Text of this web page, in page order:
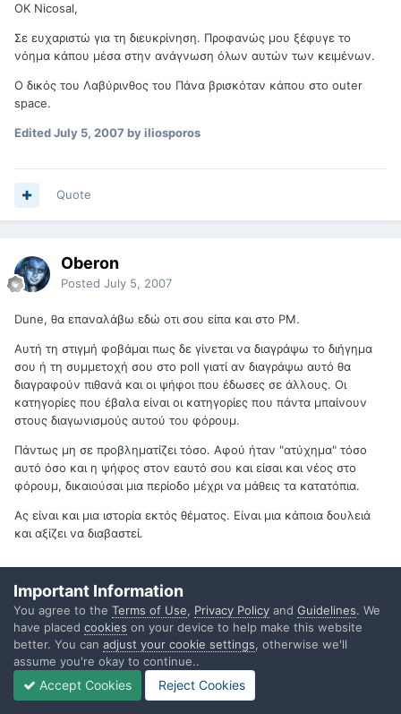
OK Nicosal,
Σε ευχαριστώ για τη διευκρίνηση. Προφανώς μου ξέφυγε το
νόημα κάπου μέσα στην ανάγνωση όλων αυτών των κειμένων.
Ο δικός του Λαβύρινθος του Πάνα βρισκόταν κάπου στο outer
space.
EditedJuly 5, 2007 by iliosporos
Quote
Oberon
Posted July 5, 2007
Dune, θα επαναλάβω εδώ οτι σου είπα και στο PM.
Aυτή τη στιγμή φοβάμαι πως δε γίνεται να διαγράψω το διήγημα
σου ή τη συμμετοχή σου στο poll γιατί αν διαγράψω αυτό θα
διαγραφούν πιθανά και οι ψήφοι που έδωσες σε άλλους. Οι
κατηγορίες που έβαλα είναι οι κατηγορίες που πάντα μπαίνουν
στους διαγωνισμούς αυτού του φόρουμ.
Πάντως μη σε προβληματίζει τόσο. Αφού ήταν "ατύχημα" τόσο
αυτό όσο και η ψήφος στον εαυτό σου και είσαι και νέος στο
φόρουμ, δικαιούσαι μια περίοδο μέχρι να μάθεις τα κατατόπια.
Ας είναι και μια ιστορία εκτός θέματος. Είναι μια κάποια δουλειά
και αξίζει να διαβαστεί.
Quote
Guest Dune
PostedJuly 5, 2007
Important Information
You agree to the Terms of Use, Privacy Policy and Guidelines. We
have placed cookies on your device to help make this website
better. You can adjust your cookie settings, otherwise we'll
assume you're okay to continue..
Accept Cookies Reject Cookies